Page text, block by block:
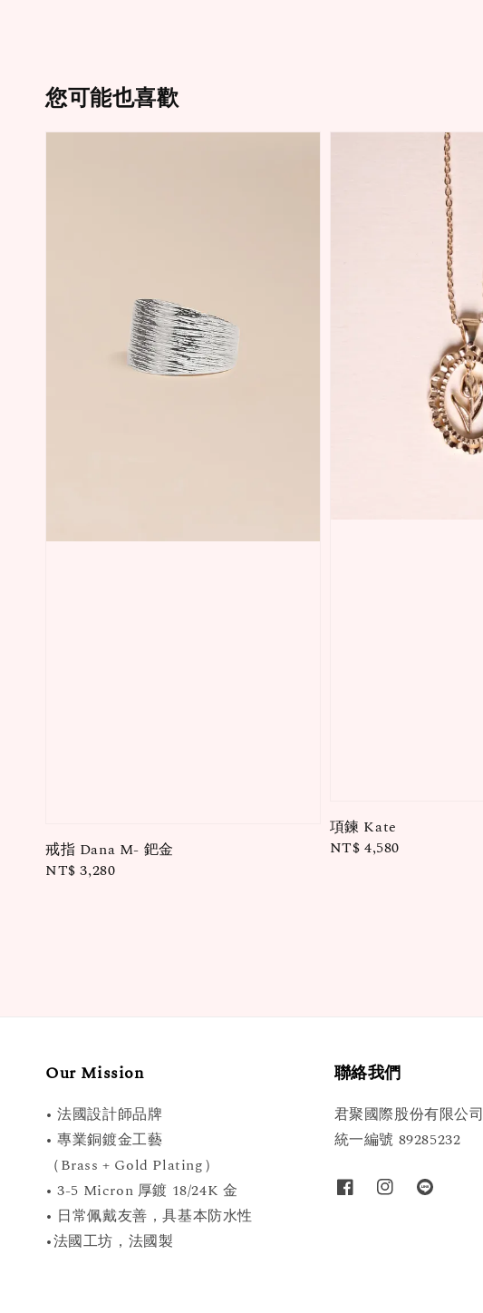
您可能也喜歡
戒指 Dana M- 鈀金
Regular
NT$ 3,280
項鍊 Kate
Regular
NT$ 4,580
Our Mission
• 法國設計師品牌
• 專業銅鍍金工藝
（Brass + Gold Plating）
• 3-5 Micron 厚鍍 18/24K 金
• 日常佩戴友善，具基本防水性
•法國工坊，法國製
聯絡我們
君聚國際股份有限公司
統一編號 89285232